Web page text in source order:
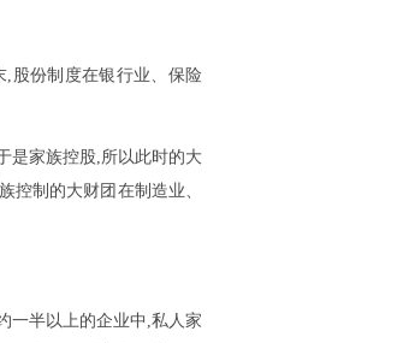
,股份制度在银行业、保险
是家族控股,所以此时的大
控制的大财团在制造业、
一半以上的企业中,私人家